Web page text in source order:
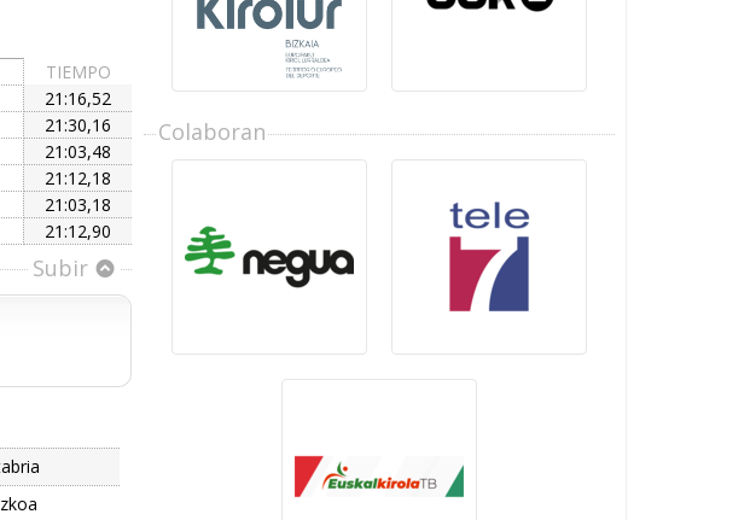
TIEMPO
21:16,52
21:30,16
21:03,48
21:12,18
21:03,18
21:12,90
Subir
Colaboran